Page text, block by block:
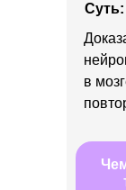
в
Суть: